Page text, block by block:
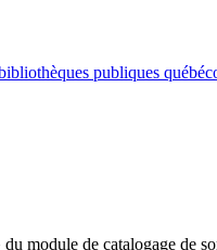
publiques
module de catalogage de